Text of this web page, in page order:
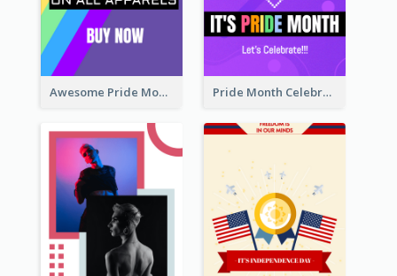
Awesome Pride Month Merch Instagram Story Design Pride Month Celebration Instagram Story Design